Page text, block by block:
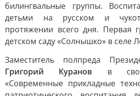
билингвальные группы.
детьми на русском и
протяжении всего дня. Первая
детском саду «Солнышко» в селе
Заместитель полпреда
Григорий Куранов в
«Современные прикладные